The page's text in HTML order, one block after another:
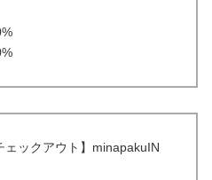
ェックアウト】minapakuIN